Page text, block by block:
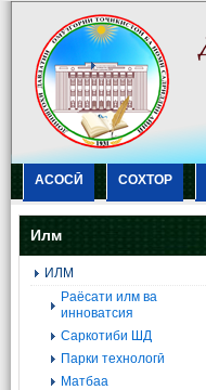
АСОСӢ СОХТОР
Илм
ИЛМ
Раёсати илм ва
инноватсия
Саркотиби ШД
Парки технологӣ
Матбаа